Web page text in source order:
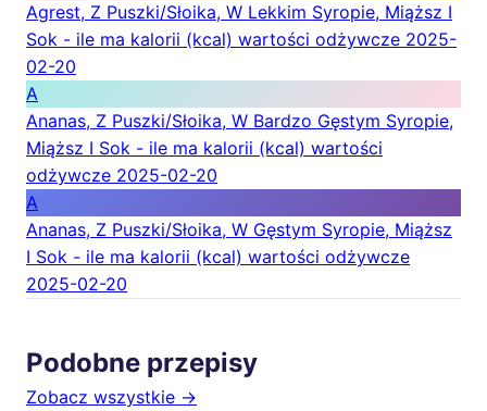
Agrest, Z Puszki/Słoika, W Lekkim Syropie, Miąższ I
Sok - ile ma kalorii (kcal) wartości odżywcze 2025-
02-20
A
Ananas, Z Puszki/Słoika, W Bardzo Gęstym Syropie,
Miąższ I Sok - ile ma kalorii (kcal) wartości
odżywcze 2025-02-20
A
Ananas, Z Puszki/Słoika, W Gęstym Syropie, Miąższ
I Sok - ile ma kalorii (kcal) wartości odżywcze
2025-02-20
Podobne przepisy
Zobacz wszystkie →